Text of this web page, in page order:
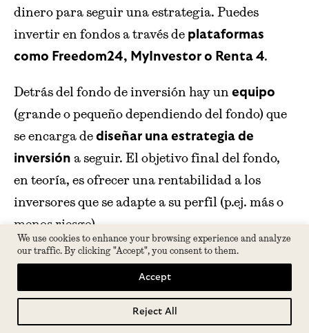
We use cookies to enhance your browsing experience and analyze
our traffic. By clicking "Accept", you consent to them.
Reject All
Accept
dinero para seguir una estrategia. Puedes
invertir en fondos a través de plataformas
como Freedom24, MyInvestor o Renta 4.
Detrás del fondo de inversión hay un equipo
(grande o pequeño dependiendo del fondo) que
se encarga de diseñar una estrategia de
inversión a seguir. El objetivo final del fondo,
en teoría, es ofrecer una rentabilidad a los
inversores que se adapte a su perfil (p.ej. más o
menos riesgo).
Ten en cuenta que como inversor tendrás que
una comisión al gestor del fondo
que invierta tu dinero, a largo plazo, la
comisión que pagues puede quitarte un buen